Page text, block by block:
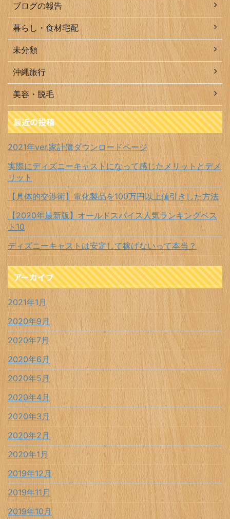
ブログの報告
暮らし・食材宅配
未分類
沖縄旅行
美容・脱毛
最近の投稿
2021年ver.家計簿ダウンロードページ
実際にディズニーキャストになって感じたメリットとデメ
リット
【具体的交渉術】電化製品を100万円以上値引きした方法
【2020年最新版】オールドスパイス人気ランキングベス
ト10
ディズニーキャストは安定して稼げないって本当？
アーカイブ
2021年1月
2020年9月
2020年7月
2020年6月
2020年5月
2020年4月
2020年3月
2020年2月
2020年1月
2019年12月
2019年11月
2019年10月